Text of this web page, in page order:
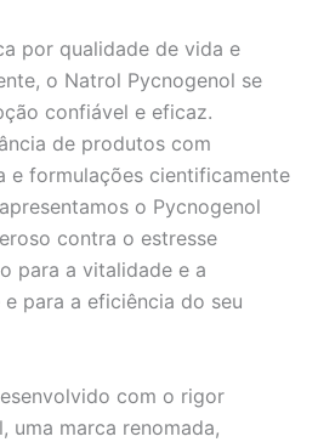
por qualidade de vida e
o Natrol Pycnogenol se
confiável e eficaz.
de produtos com
e formulações cientificamente
o Pycnogenol
contra o estresse
para a vitalidade e a
para a eficiência do seu
com o rigor
uma marca renomada,